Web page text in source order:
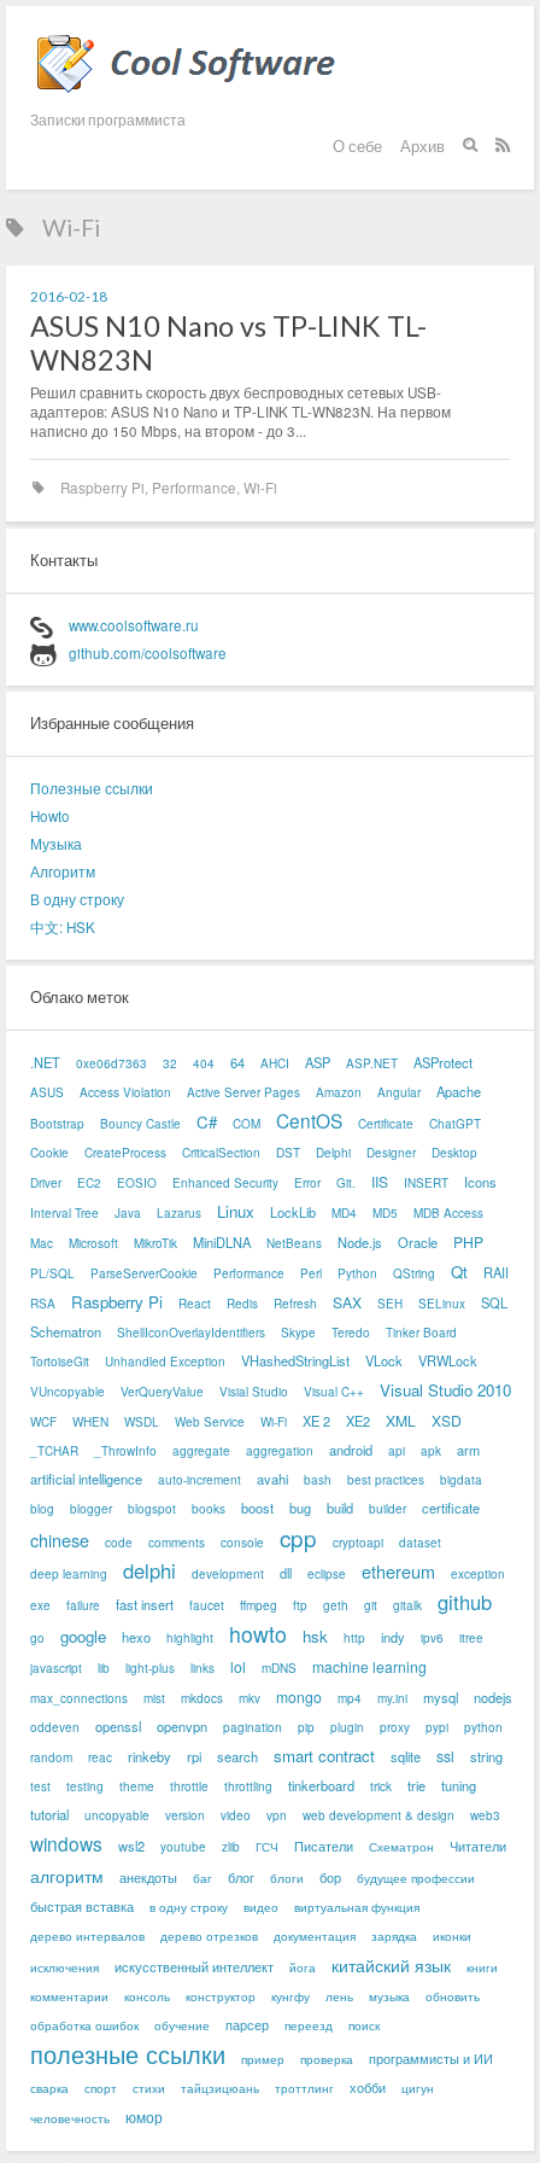
Записки программиста
О себе Архив  
Wi-Fi
2016-02-18
ASUS N10 Nano vs TP-LINK TL-
WN823N
Решил сравнить скорость двух беспроводных сетевых USB-
адаптеров: ASUS N10 Nano и TP-LINK TL-WN823N. На первом
написно до 150 Mbps, на втором - до 3...
Raspberry Pi Performance Wi-Fi
Контакты
www.coolsoftware.ru
github.com/coolsoftware
Избранные сообщения
Полезные ссылки
Howto
Музыка
Алгоритм
В одну строку
中文: HSK
Облако меток
.NET 0xe06d7363 32 404 64 AHCI ASP ASP.NET ASProtect
ASUS Access Violation Active Server Pages Amazon Angular Apache
Bootstrap Bouncy Castle C# COM CentOS Certificate
ChatGPT
Cookie
CreateProcess CriticalSection DST Delphi Designer
Desktop
Driver
EC2 EOSIO Enhanced Security Error Git. IIS INSERT Icons
Interval Tree Java Lazarus Linux LockLib MD4 MD5
MDB Access
Mac
Microsoft MikroTik MiniDLNA NetBeans Node.js Oracle PHP
PL/SQL ParseServerCookie Performance Perl Python QString Qt RAII
RSA Raspberry Pi React Redis Refresh SAX SEH SELinux
SQL
Schematron
ShellIconOverlayIdentifiers Skype Teredo
Tinker Board
TortoiseGit
Unhandled Exception VHashedStringList VLock VRWLock
VUncopyable VerQueryValue Visial Studio Visual C++ Visual Studio 2010
WCF WHEN WSDL Web Service Wi-Fi XE 2 XE2 XML XSD
_TCHAR _ThrowInfo aggregate aggregation android api apk
arm
artificial intelligence
auto-increment avahi bash best practices
bigdata
blog
blogger blogspot books boost bug build builder certificate
chinese code comments console cpp cryptoapi
dataset
deep learning
delphi development dll eclipse ethereum
exception
exe
failure fast insert faucet ffmpeg ftp geth git gitalk github
go google hexo highlight howto hsk http indy ipv6
itree
javascript
lib light-plus links lol mDNS machine learning
max_connections mist mkdocs mkv mongo mp4 my.ini mysql nodejs
oddeven openssl openvpn pagination pip plugin proxy pypi
python
random
reac rinkeby rpi search smart contract sqlite ssl string
test testing theme throttle throttling tinkerboard trick trie
tuning
tutorial
uncopyable version video vpn web development & design web3
windows wsl2 youtube zlib ГСЧ Писатели Схематрон Читатели
алгоритм анекдоты баг блог блоги бор будущее профессии
быстрая вставка в одну строку видео
виртуальная функция
дерево интервалов
дерево отрезков документация зарядка
иконки
исключения
искусственный интеллект йога китайский язык
книги
комментарии
консоль конструктор кунгфу лень музыка
обновить
обработка ошибок
обучение парсер переезд поиск
полезные ссылки пример проверка программисты и ИИ
сварка спорт стихи тайцзицюань троттлинг хобби
цигун
человечность
юмор